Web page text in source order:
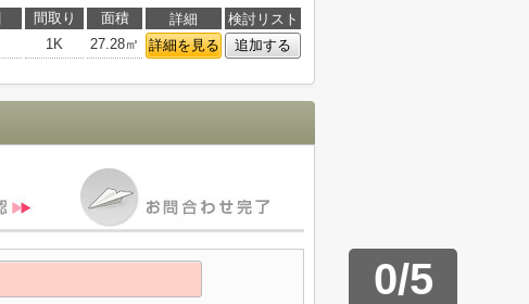
間取り 面積 詳細
検討リスト
1K 27.28㎡ 詳細を見る 追加する
0/5